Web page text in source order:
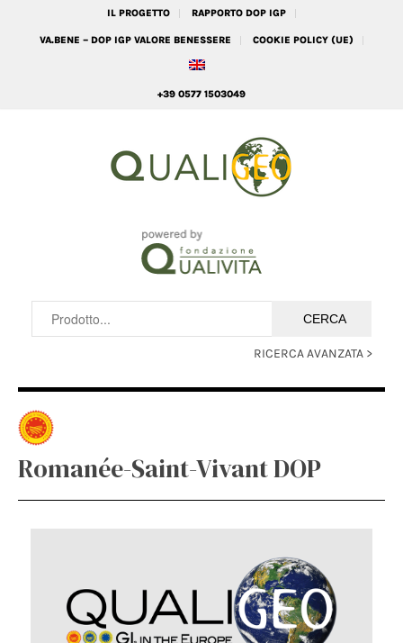
IL PROGETTO RAPPORTO DOP IGP
VA.BENE – DOP IGP VALORE BENESSERE COOKIE POLICY (UE)
+39 0577 1503049
RICERCA AVANZATA >
Romanée-Saint-Vivant DOP